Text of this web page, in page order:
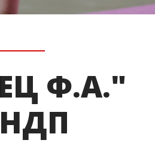
Ф.А."